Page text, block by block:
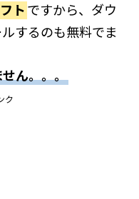
ト ですから、ダウ
するのも無料でま
ん。。。
ク